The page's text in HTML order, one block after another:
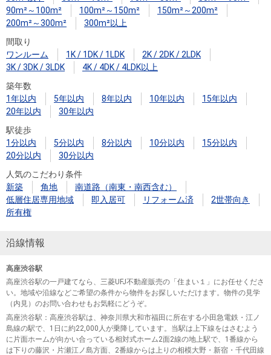
90m²～100m²
100m²～150m²
150m²～200m²
200m²～300m²
300m²以上
間取り
ワンルーム
1K / 1DK / 1LDK
2K / 2DK / 2LDK
3K / 3DK / 3LDK
4K / 4DK / 4LDK以上
築年数
1年以内
5年以内 8年以内 10年以内
15年以内
20年以内
30年以内
駅徒歩
1分以内
5分以内 8分以内 10分以内
15分以内
20分以内
30分以内
人気のこだわり条件
新築
角地
南道路（南東・南西含む）
低層住居専用地域
即入居可 リフォーム済
2世帯向き
所有権
沿線情報
高座渋谷駅
高座渋谷駅の一戸建てなら、三菱UFJ不動産販売の「住まい１」にお任せくださ
い。地域や沿線などご希望の条件から物件をお探しいただけます。物件の見学
（内見）のお問い合わせもお気軽にどうぞ。
高座渋谷駅 ：高座渋谷駅は、神奈川県大和市福田に所在する小田急電鉄・江ノ
島線の駅で、1日に約22,000人が乗降しています。当駅は上下線をはさむよう
に片面ホームが向かい合っている相対式ホーム2面2線の地上駅で、1番線から
は下りの藤沢・片瀬江ノ島方面、2番線からは上りの相模大野・新宿・千代田線